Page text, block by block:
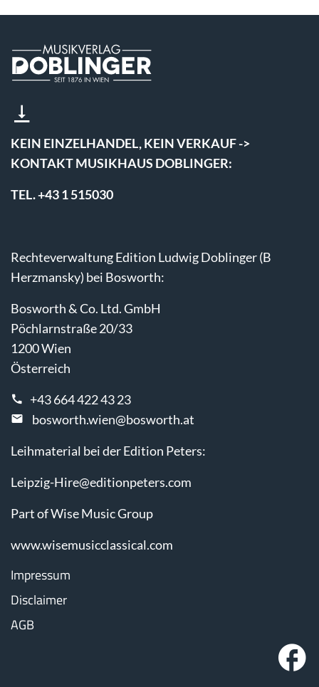
KEIN EINZELHANDEL, KEIN VERKAUF ->
KONTAKT MUSIKHAUS DOBLINGER:
TEL. +43 1 515030
Rechteverwaltung Edition Ludwig Doblinger (B
Herzmansky) bei Bosworth:
Bosworth & Co. Ltd. GmbH
Pöchlarnstraße 20/33
1200 Wien
Österreich
+43 664 422 43 23
bosworth.wien@bosworth.at
Leihmaterial bei der Edition Peters:
Leipzig-Hire@editionpeters.com
Part of Wise Music Group
www.wisemusicclassical.com
Impressum
Disclaimer
AGB